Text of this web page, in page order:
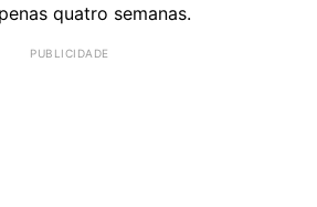
quatro semanas.